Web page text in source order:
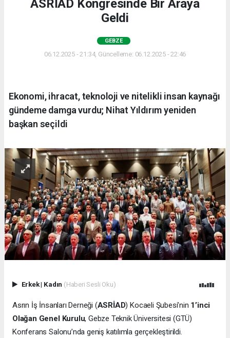
ASRİAD Kongresinde Bir Araya
Geldi
GEBZE
06.12.2025 - 21:34, Güncelleme: 06.12.2025 - 22:46
Ekonomi, ihracat, teknoloji ve nitelikli insan kaynağı
gündeme damga vurdu; Nihat Yıldırım yeniden
başkan seçildi
Erkek| Kadın (Haberi Sesli Oku)
Asrın İş İnsanları Derneği (ASRİAD) Kocaeli Şubesi’nin 1’inci
Olağan Genel Kurulu, Gebze Teknik Üniversitesi (GTÜ)
Konferans Salonu’nda geniş katılımla gerçekleştirildi.